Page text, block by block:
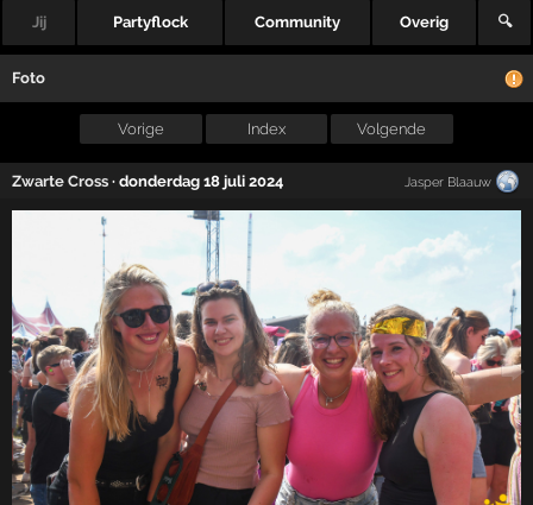
Jij Partyflock Community Overig 🔍
Foto
Vorige Index Volgende
Zwarte Cross ·donderdag 18 juli 2024 Jasper Blaauw